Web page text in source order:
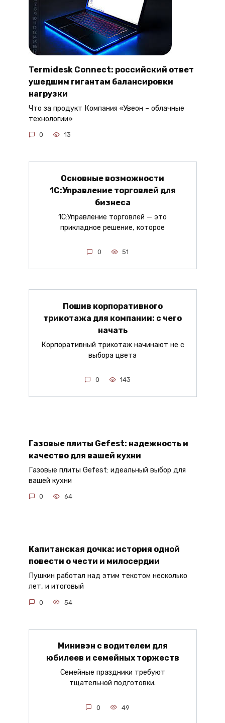
Termidesk Connect: российский ответ
ушедшим гигантам балансировки
нагрузки
Что за продукт Компания «Увеон – облачные
технологии»
0 13
Основные возможности
1С:Управление торговлей для
бизнеса
1С:Управление торговлей — это
прикладное решение, которое
0 51
Пошив корпоративного
трикотажа для компании: с чего
начать
Корпоративный трикотаж начинают не с
выбора цвета
0 143
Газовые плиты Gefest: надежность и
качество для вашей кухни
Газовые плиты Gefest: идеальный выбор для
вашей кухни
0 64
Капитанская дочка: история одной
повести о чести и милосердии
Пушкин работал над этим текстом несколько
лет, и итоговый
0 54
Минивэн с водителем для
юбилеев и семейных торжеств
Семейные праздники требуют
тщательной подготовки.
0 49